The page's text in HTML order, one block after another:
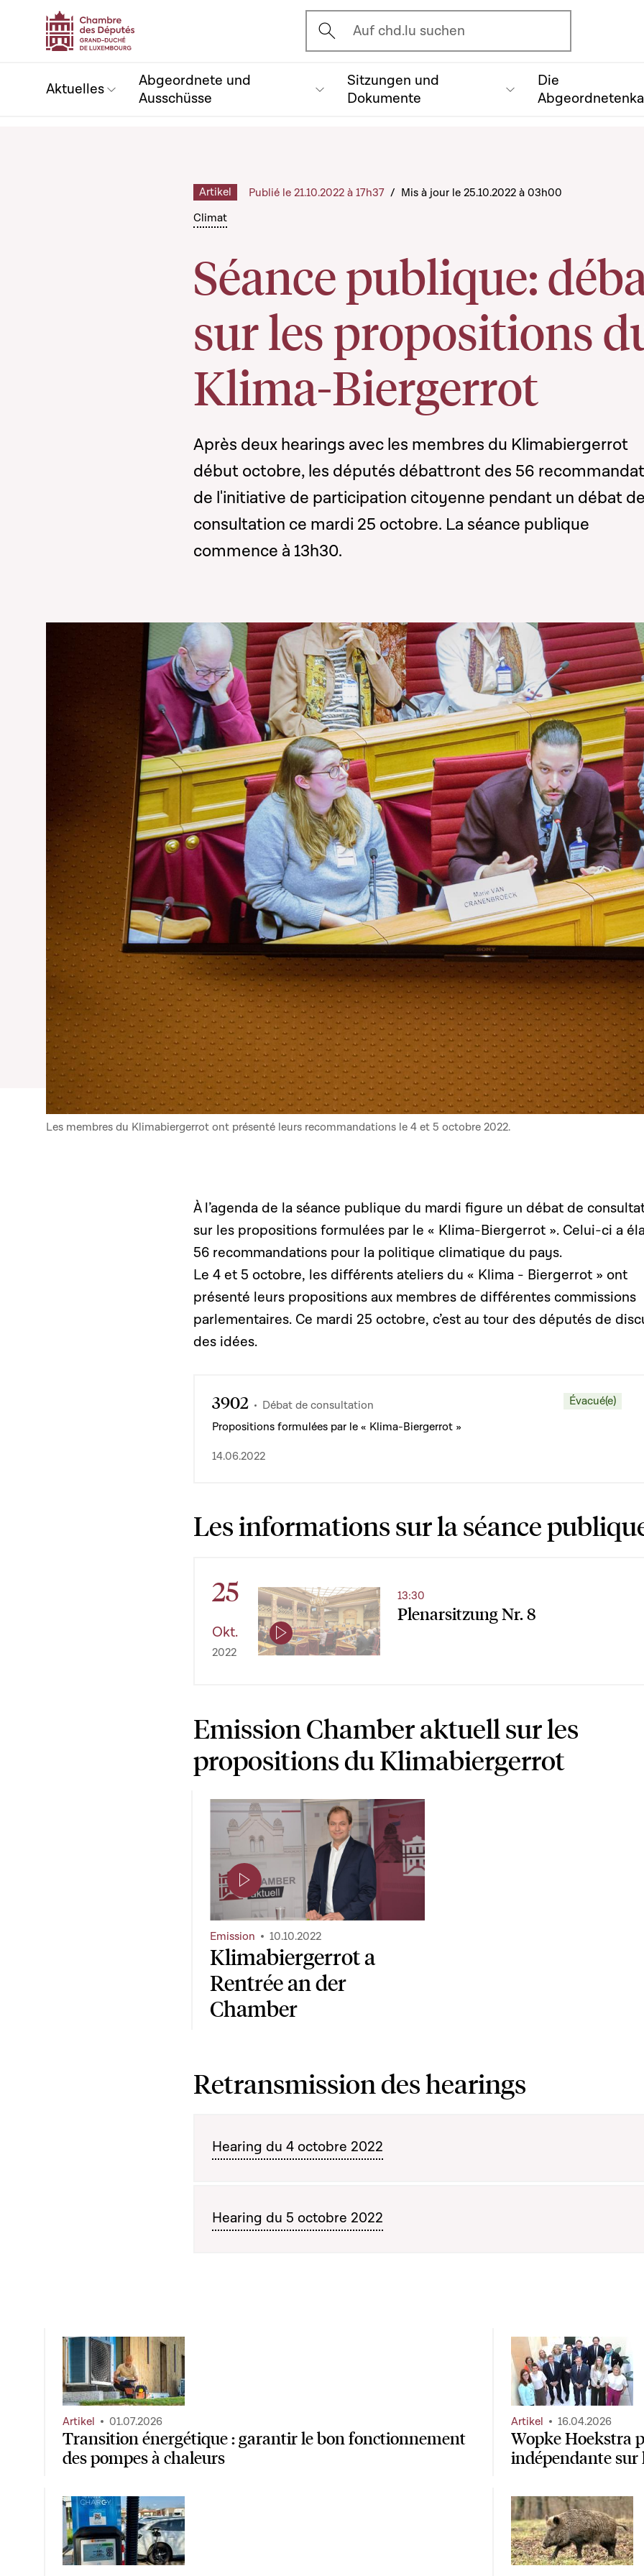
Ouvrir l'écran de recherche
Auf chd.lu suchen
Aktuelles
Abgeordnete und
Ausschüsse
Sitzungen und
Dokumente
Die
Climat
Séance publique:
sur les propositions
Klima-Biergerrot
Artikel Publié le 21.10.2022 à 17h37 / Mis à jour le 25.10.2022 à 03h00
Après deux hearings avec les membres du Klimabiergerrot
début octobre, les députés débattront des 56
de l'initiative de participation citoyenne pendant un débat de
consultation ce mardi 25 octobre. La séance publique
commence à 13h30.
Les membres du Klimabiergerrot ont présenté leurs recommandations le 4 et 5 octobre 2022.
À l’agenda de la séance publique du mardi figure un débat de
sur les propositions formulées par le « Klima-Biergerrot ». Celui-ci a
56 recommandations pour la politique climatique du pays.
Le 4 et 5 octobre, les différents ateliers du « Klima - Biergerrot » ont
présenté leurs propositions aux membres de différentes commissions
parlementaires. Ce mardi 25 octobre, c’est au tour des députés de
des idées.
3902 Débat de consultation
Évacué(e)
Propositions formulées par le « Klima-Biergerrot »
14.06.2022
Les informations sur la séance
25
Okt.
2022
Plenarsitzung Nr. 8
13:30
Emission Chamber aktuell sur les
propositions du Klimabiergerrot
Page contenant une vidéo
Klimabiergerrot a
Rentrée an der
Chamber
Emission 10.10.2022
Retransmission des hearings
Hearing du 4 octobre 2022
Hearing du 5 octobre 2022
Transition énergétique : garantir le bon fonctionnement
des pompes à chaleurs
Artikel 01.07.2026
Wopke Hoekstra
indépendante sur
Artikel 16.04.2026